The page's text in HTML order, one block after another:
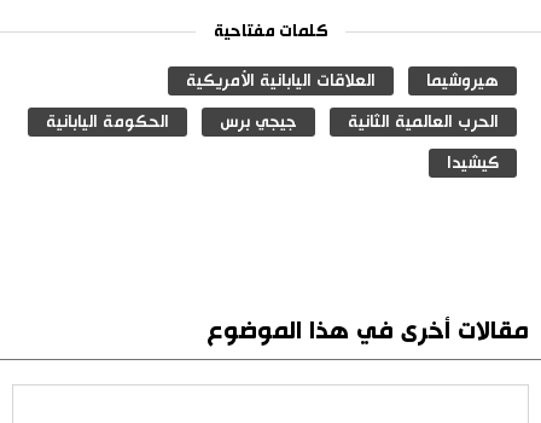
كلمات مفتاحية
هيروشيما العلاقات اليابانية الأمريكية
الحرب العالمية الثانية جيجي برس الحكومة اليابانية
كيشيدا
مقالات أخرى في هذا الموضوع